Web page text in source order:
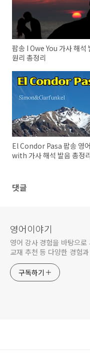
팝송 I Owe You 가사 해석
원리 총정리
El Condor Pasa 팝송 영어
with 가사 해석 발음 총정
댓글
영어이야기
영어 강사 경험을 바탕으
교재 추천 등 다양한 경험
구독하기